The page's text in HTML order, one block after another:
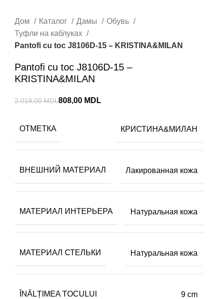
Дом Каталог Дамы
Обувь
Туфли на каблуках
Pantofi cu toc J8106D-15 – KRISTINA&MILAN
Pantofi cu toc J8106D-15 –
KRISTINA&MILAN
2.019,00MDL808,00 MDL
ОТМЕТКА КРИСТИНА&МИЛАН
ВНЕШНИЙ МАТЕРИАЛ Лакированная кожа
МАТЕРИАЛ ИНТЕРЬЕРА Натуральная кожа
МАТЕРИАЛ СТЕЛЬКИ Натуральная кожа
ÎNĂLȚIMEA TOCULUI 9 cm